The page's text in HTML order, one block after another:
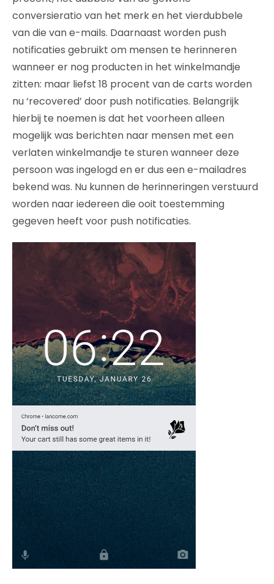
conversieratio van het merk en het vierdubbele
van die van e-mails. Daarnaast worden push
notificaties gebruikt om mensen te herinneren
wanneer er nog producten in het winkelmandje
zitten: maar liefst 18 procent van de carts worden
nu ‘recovered’ door push notificaties. Belangrijk
hierbij te noemen is dat het voorheen alleen
mogelijk was berichten naar mensen met een
verlaten winkelmandje te sturen wanneer deze
persoon was ingelogd en er dus een e-mailadres
bekend was. Nu kunnen de herinneringen verstuurd
worden naar iedereen die ooit toestemming
gegeven heeft voor push notificaties.